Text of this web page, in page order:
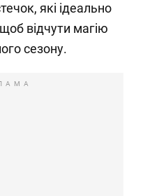
які ідеально
відчути магію
сезону.